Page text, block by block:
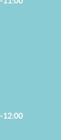
12:00